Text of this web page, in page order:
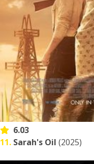
6.03
11. Sarah's Oil (2025)